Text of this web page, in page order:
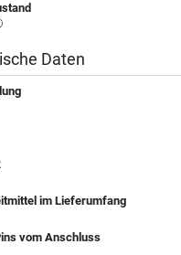
Daten
im Lieferumfang
vom Anschluss